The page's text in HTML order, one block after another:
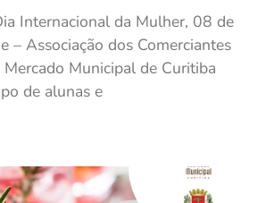
Internacional da Mulher, 08 de
– Associação dos Comerciantes
Municipal de Curitiba
de alunas e